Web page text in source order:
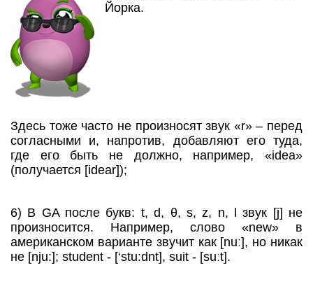
Йорка.
Здесь тоже часто не произносят звук «r» – перед
согласными и, напротив, добавляют его туда,
где его быть не должно, например, «idea»
(получается [idear]);
6) В GA после букв: t, d, θ, s, z, n, l звук [j] не
произносится. Например, слово «new» в
американском варианте звучит как [nuː], но никак
не [nju:]; student - [‘stu:dnt], suit - [suːt].